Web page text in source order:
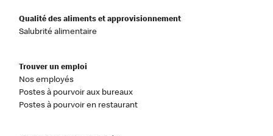
Qualité des aliments et approvisionnement
Salubrité alimentaire
Trouver un emploi
Nos employés
Postes à pourvoir aux bureaux
Postes à pourvoir en restaurant